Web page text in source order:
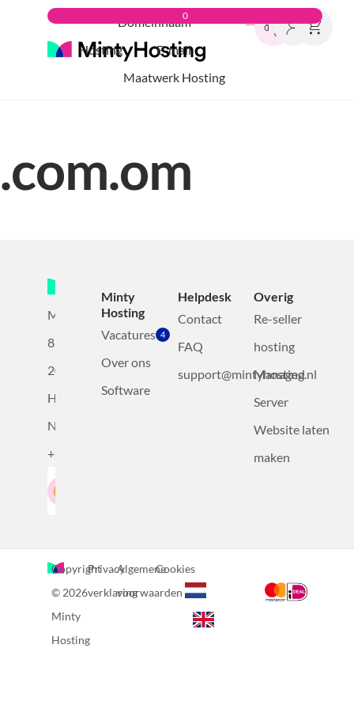
Domeinnaam
Hosting
E-mail
Maatwerk Hosting
0
.com.om
Mollerusweg
82
2031BZ
Haarlem,
Nederland
+31232305815
Minty
Hosting
Vacatures 4
Over ons
Software
Helpdesk
Contact
FAQ
support@mintyhosting.nl
Overig
Re-seller
hosting
Managed
Server
Website laten
maken
Copyright
© 2026
Minty
Hosting
Privacy
verklaring
Algemene
voorwaarden
Cookies